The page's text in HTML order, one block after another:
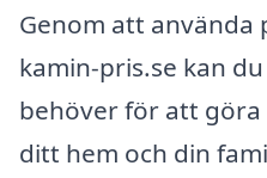
Genom att
kamin-pris.se kan
behöver för att
ditt hem och din